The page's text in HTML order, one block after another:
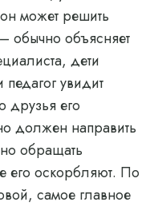
может решить
обычно объясняет
дети
увидит
друзья его
должен направить
обращать
его оскорбляют. По
самое главное